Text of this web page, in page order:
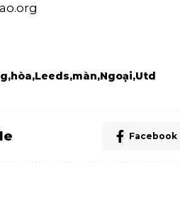
hòa Leeds màn Ngoại Utd
Facebook